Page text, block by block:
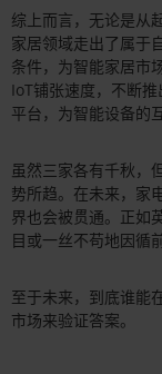
综上而言，无论是从
家居领域走出了属于
条件，为智能家居市
IoT铺张速度，不断
平台，为智能设备的
虽然三家各有千秋，
势所趋。在未来，家
界也会被贯通。正如
目或一丝不苟地因循
至于未来，到底谁能
市场来验证答案。